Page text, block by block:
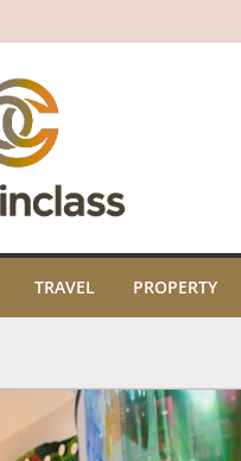
TRAVEL PROPERTY